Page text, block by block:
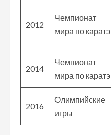
2012
Чемпионат
мира по каратэ
2014
Чемпионат
мира по каратэ
2016
Олимпийские
игры